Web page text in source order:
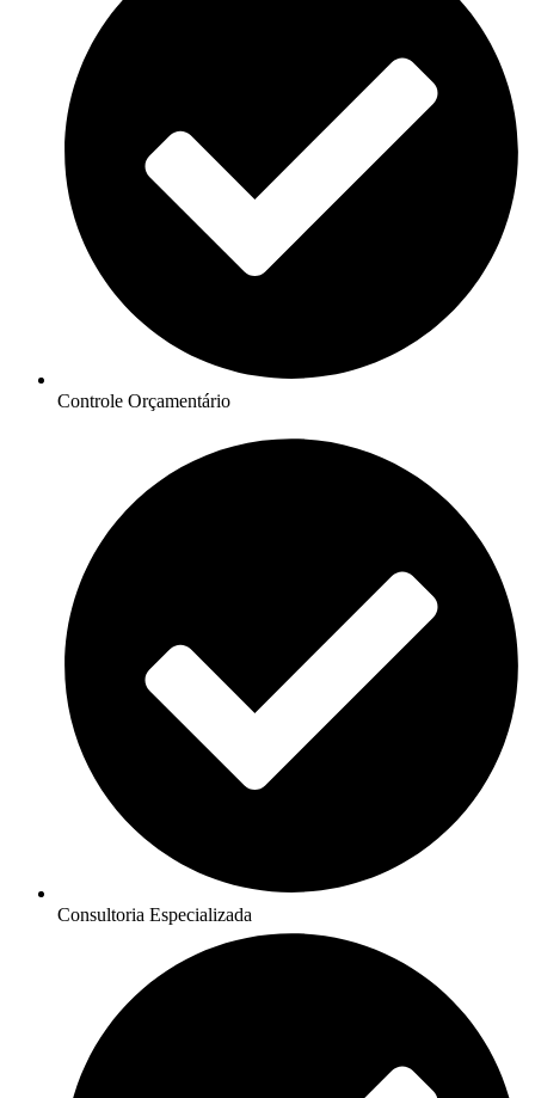
Controle Orçamentário
Consultoria Especializada